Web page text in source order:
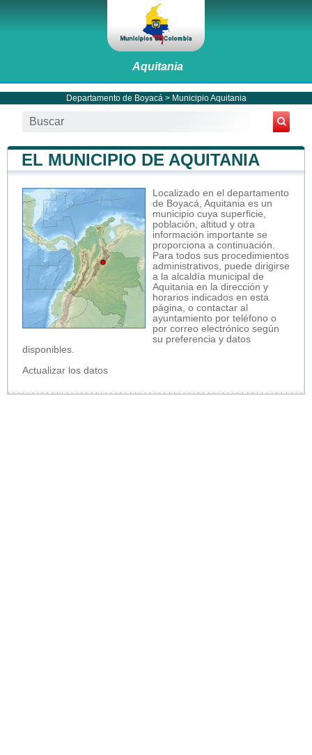
Aquitania
Departamento de Boyacá > Municipio Aquitania
EL MUNICIPIO DE AQUITANIA
Localizado en el departamento
de Boyacá, Aquitania es un
municipio cuya superficie,
población, altitud y otra
información importante se
proporciona a continuación.
Para todos sus procedimientos
administrativos, puede dirigirse
a la alcaldía municipal de
Aquitania en la dirección y
horarios indicados en esta
página, o contactar al
ayuntamiento por teléfono o
por correo electrónico según
su preferencia y datos
disponibles.
Actualizar los datos